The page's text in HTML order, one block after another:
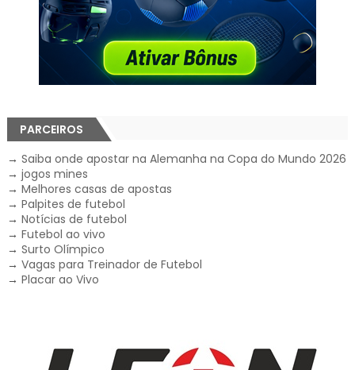
PARCEIROS
→ Saiba onde apostar na Alemanha na Copa do Mundo 2026
→ jogos mines
→ Melhores casas de apostas
→ Palpites de futebol
→ Notícias de futebol
→ Futebol ao vivo
→ Surto Olímpico
→ Vagas para Treinador de Futebol
→ Placar ao Vivo